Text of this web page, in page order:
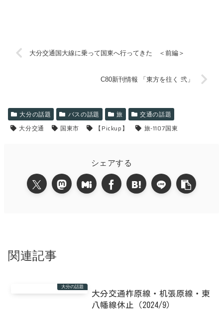
大分交通国大線に乗って国東へ行ってきた ＜前編＞
C80新刊情報 「東方を往く 弐」
大分の話題 バスの話題 旅
交通の話題
大分交通
国東市 【Pickup】 旅-1107国東
シェアする
関連記事
大分の話題
大分交通柞原線・机張原線・東
八幡線休止（2024/9）